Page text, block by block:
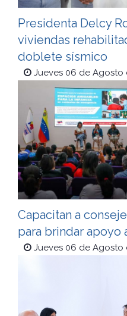
Presidenta Delcy
viviendas
doblete sísmico
Jueves 06 de Agosto
Capacitan a
para brindar apoyo
Jueves 06 de Agosto